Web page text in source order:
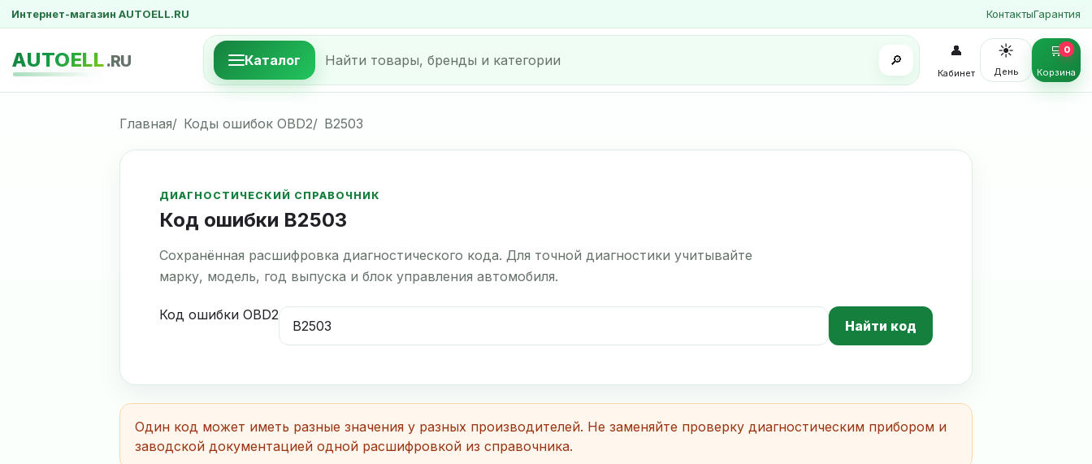
Интернет-магазин AUTOELL.RU КонтактыГарантия
AUTOELL.RU Каталог 🔎
👤
Кабинет
☀️
День
🛒
Корзина
0
Главная Коды ошибок OBD2 B2503
ДИАГНОСТИЧЕСКИЙ СПРАВОЧНИК
Код ошибки B2503
Сохранённая расшифровка диагностического кода. Для точной диагностики учитывайте
марку, модель, год выпуска и блок управления автомобиля.
Код ошибки OBD2
Найти код
Один код может иметь разные значения у разных производителей. Не заменяйте проверку диагностическим прибором и
заводской документацией одной расшифровкой из справочника.